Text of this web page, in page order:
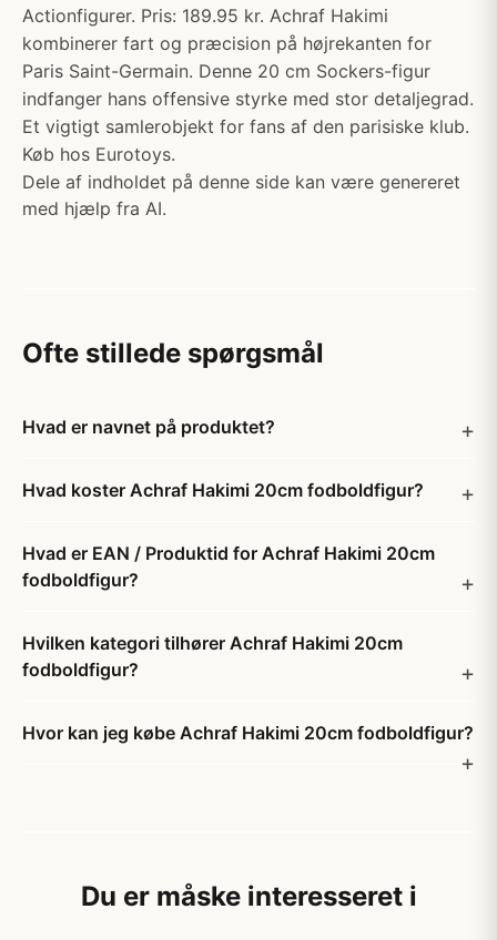
Actionfigurer. Pris: 189.95 kr. Achraf Hakimi
kombinerer fart og præcision på højrekanten for
Paris Saint-Germain. Denne 20 cm Sockers-figur
indfanger hans offensive styrke med stor detaljegrad.
Et vigtigt samlerobjekt for fans af den parisiske klub.
Køb hos Eurotoys.
Dele af indholdet på denne side kan være genereret
med hjælp fra AI.
Ofte stillede spørgsmål
Hvad er navnet på produktet?
Hvad koster Achraf Hakimi 20cm fodboldfigur?
Hvad er EAN / Produktid for Achraf Hakimi 20cm
fodboldfigur?
Hvilken kategori tilhører Achraf Hakimi 20cm
fodboldfigur?
Hvor kan jeg købe Achraf Hakimi 20cm fodboldfigur?
Du er måske interesseret i